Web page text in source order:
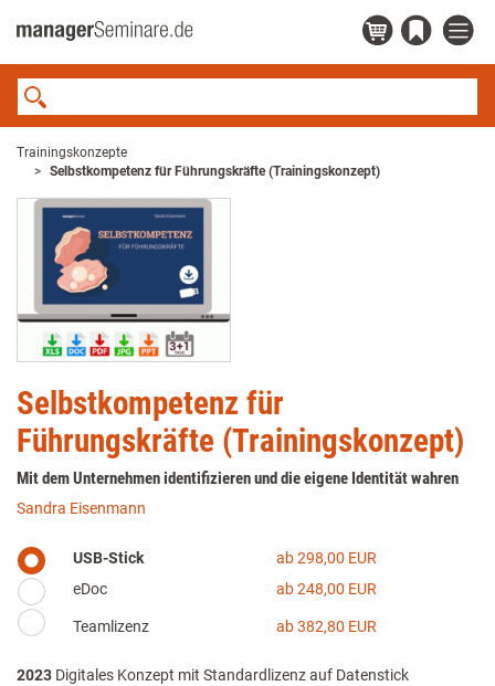
Trainingskonzepte
Selbstkompetenz für Führungskräfte (Trainingskonzept)
Selbstkompetenz für
Führungskräfte (Trainingskonzept)
Mit dem Unternehmen identifizieren und die eigene Identität wahren
Sandra Eisenmann
USB-Stick
ab 298,00 EUR
eDoc
ab 248,00 EUR
Teamlizenz ab 382,80 EUR
2023 Digitales Konzept mit Standardlizenz auf Datenstick